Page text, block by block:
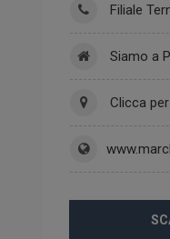
Filiale
Siamo a
Clicca